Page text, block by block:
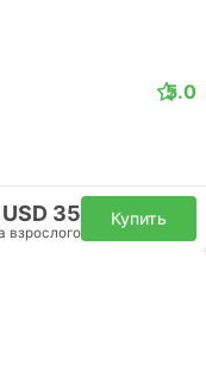
5.0
USD 35
взрослого
Купить